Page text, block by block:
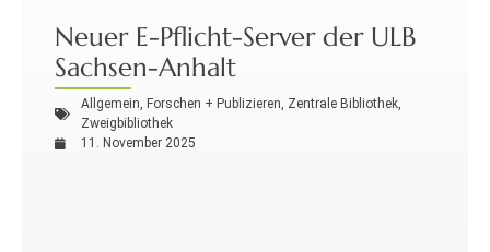
Neuer E-Pflicht-Server der ULB
Sachsen-Anhalt
Allgemein, Forschen + Publizieren, Zentrale Bibliothek,
Zweigbibliothek
11. November 2025